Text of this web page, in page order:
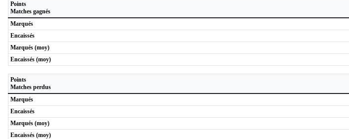
Points
Matches gagnés
Marqués
Encaissés
Marqués (moy)
Encaissés (moy)
Points
Matches perdus
Marqués
Encaissés
Marqués (moy)
Encaissés (moy)